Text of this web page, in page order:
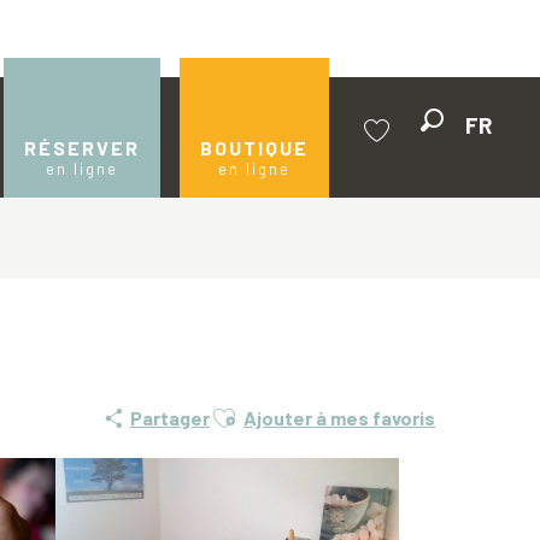
RÉSERVER
en ligne
BOUTIQUE
en ligne
FR
PartagerAjouter aux favoris
Ajouter à mes favoris